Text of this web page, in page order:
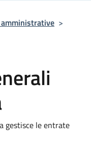
>
gestisce le entrate